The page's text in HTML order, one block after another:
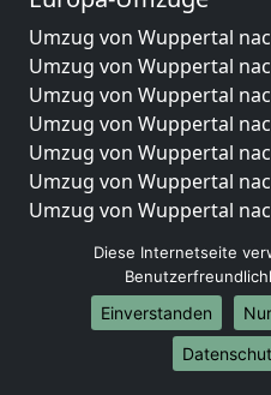
Umzug von Wuppertal
Umzug von Wuppertal
Umzug von Wuppertal
Umzug von Wuppertal
Umzug von Wuppertal
Umzug von Wuppertal
Umzug von Wuppertal
Umzug von Wuppertal
Umzug von Wuppertal
Umzug von Wuppertal
Umzug von Wuppertal
Diese Internetseite
Einverstanden